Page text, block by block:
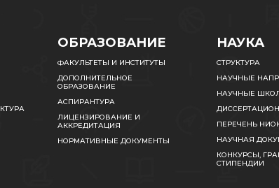
ОБРАЗОВАНИЕ
ФАКУЛЬТЕТЫ И ИНСТИТУТЫ
ДОПОЛНИТЕЛЬНОЕ
ОБРАЗОВАНИЕ
АСПИРАНТУРА
ЛИЦЕНЗИРОВАНИЕ И
АККРЕДИТАЦИЯ
НОРМАТИВНЫЕ ДОКУМЕНТЫ
НАУКА
СТРУКТУРА
НАУЧНЫЕ
НАУЧНЫЕ
ПЕРЕЧЕНЬ
НАУЧНАЯ
КОНКУРСЫ,
СТИПЕНДИИ